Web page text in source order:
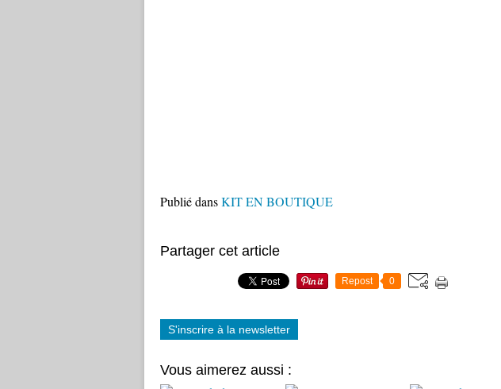
Publié dansKIT EN BOUTIQUE
Partager cet article
Repost 0
S'inscrire à la newsletter
Vous aimerez aussi :